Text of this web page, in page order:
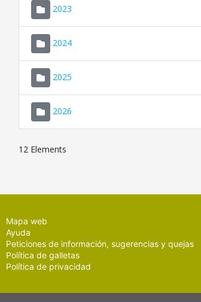
2023
2024
2025
2026
12 Elements
Mapa web
Ayuda
Peticiones de información, sugerencias y quejas
Política de galletas
Política de privacidad